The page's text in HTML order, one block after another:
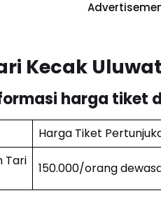
Kecak
harga tiket
Harga Tiket
Tari
150.000/orang